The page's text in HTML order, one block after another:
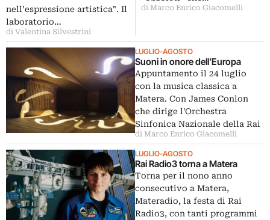
nell’espressione artistica". Il
laboratorio…
di Valentina Silvestrini
di Marco Enrico Giacomelli
LUGLIO-AGOSTO
Suoni in onore dell’Europa
Appuntamento il 24 luglio
con la musica classica a
Matera. Con James Conlon
che dirige l'Orchestra
Sinfonica Nazionale della Rai
di Marco Enrico Giacomelli
LUGLIO-AGOSTO
Rai Radio3 torna a Matera
Torna per il nono anno
consecutivo a Matera,
Materadio, la festa di Rai
Radio3, con tanti programmi